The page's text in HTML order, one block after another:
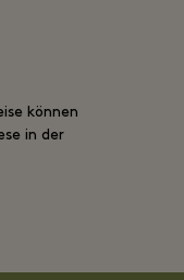
können
in der